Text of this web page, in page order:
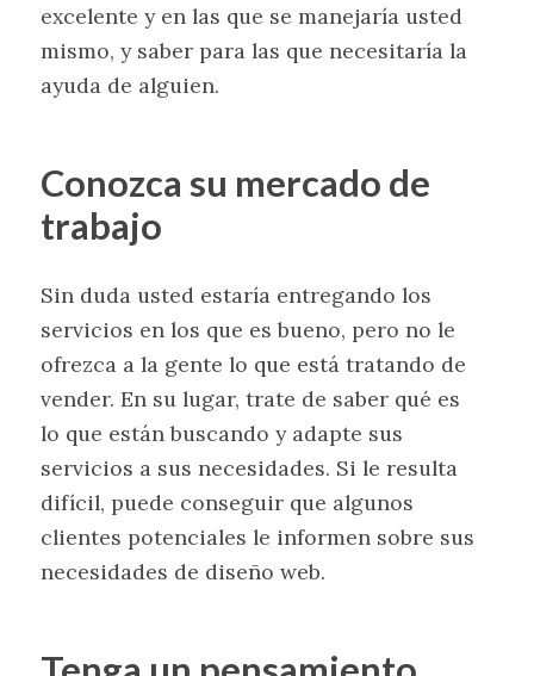
excelente y en las que se manejaría usted
mismo, y saber para las que necesitaría la
ayuda de alguien.
Conozca su mercado de
trabajo
Sin duda usted estaría entregando los
servicios en los que es bueno, pero no le
ofrezca a la gente lo que está tratando de
vender. En su lugar, trate de saber qué es
lo que están buscando y adapte sus
servicios a sus necesidades. Si le resulta
difícil, puede conseguir que algunos
clientes potenciales le informen sobre sus
necesidades de diseño web.